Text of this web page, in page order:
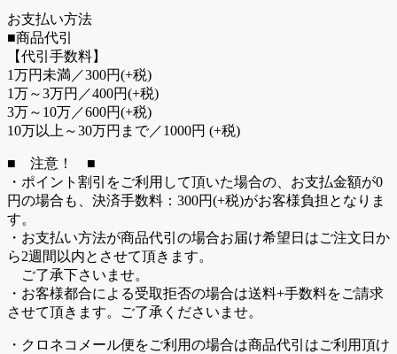
お支払い方法
■商品代引
【代引手数料】
1万円未満／300円(+税)
1万～3万円／400円(+税)
3万～10万／600円(+税)
10万以上～30万円まで／1000円 (+税)
■ 注意！ ■
・ポイント割引をご利用して頂いた場合の、お支払金額が0
円の場合も、決済手数料：300円(+税)がお客様負担となりま
す。
・お支払い方法が商品代引の場合お届け希望日はご注文日か
ら2週間以内とさせて頂きます。
ご了承下さいませ。
・お客様都合による受取拒否の場合は送料+手数料をご請求
させて頂きます。ご了承くださいませ。
・クロネコメール便をご利用の場合は商品代引はご利用頂け